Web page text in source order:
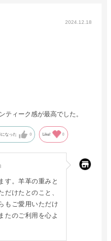
2024.12.18
ティーク感が最高でした。
になった 0 Like! 0
す。羊革の重みと
だけたとのこと、
もご愛用いただけ
たのご利用を心よ